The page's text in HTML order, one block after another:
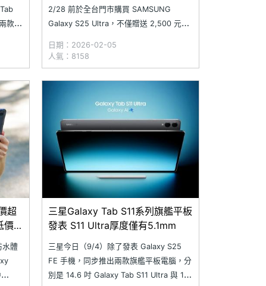
款除
，
2/28 前於全台門市購買 SAMSUNG
Galaxy S25 Ultra，不僅贈送 2,500 元優
月保費優惠，以及登錄抽 8,888 元的
Samsung Wallet 悠遊卡加值金回饋。另
外，活動期間購
日期：2026-02-05
人氣：8158
超
格
水體
三星Galaxy Tab S11系列旗艦平板
發表 S11 Ultra厚度僅有5.1mm
三星今日（9/4）除了發表 Galaxy S25
FE 手機，同步推出兩款旗艦平板電腦，分
別是 14.6 吋 Galaxy Tab S11 Ultra 與 11